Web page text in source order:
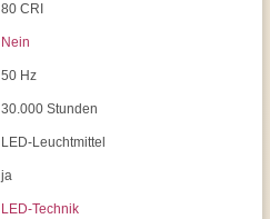
80 CRI
Nein
50 Hz
30.000 Stunden
LED-Leuchtmittel
ja
LED-Technik